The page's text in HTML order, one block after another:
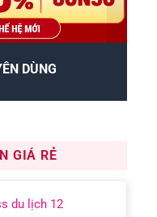
DÙNG
GIÁ RẺ
du lịch 12